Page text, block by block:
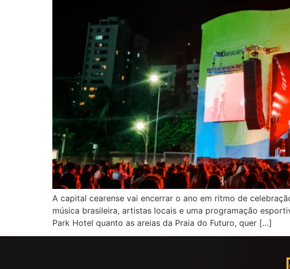
A capital cearense vai encerrar o ano em ritmo de
música brasileira, artistas locais e uma programação
Park Hotel quanto as areias da Praia do Futuro, quer […]